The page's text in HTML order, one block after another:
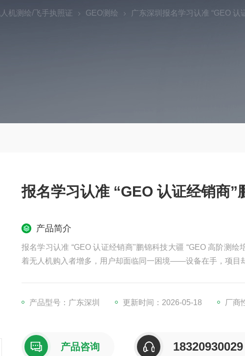
机测绘/飞手执照证 GEO测绘 广东深圳报名学习认准 “GEO 认
报名学习认准 “GEO 认证经销商”
产品简介
报名学习认准 “GEO 认证经销商"鹏锦科技大疆 “GEO 高阶测
着无人机购入者增多，用户却面临同一困境——设备在手，项目
产品型号：广东深圳 更新时间：2026-05-18 厂商
产品咨询 18320930029